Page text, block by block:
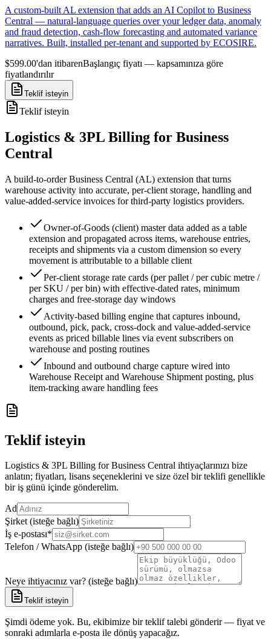
A custom-built AL extension that adds an AI Copilot to Business
Central — natural-language queries over your ledger data, anomaly
and fraud detection, cash-flow forecasting and automated variance
narratives. Built, installed per-tenant and supported by ECOSIRE.
$599.00'dan itibarenBaşlangıç fiyatı — kapsamınıza göre
fiyatlandırılır
Teklif isteyin
Teklif isteyin
Logistics & 3PL Billing for Business
Central
A build-to-order Business Central (AL) extension that turns
warehouse activity into accurate, per-client storage, handling and
value-added-service invoices for third-party logistics providers.
Owner-of-Goods (client) master data added as a table
extension and propagated across items, warehouse entries,
receipts and shipments via a custom dimension so every
movement is attributable to a billable client
Per-client storage rate cards (per pallet / per cubic metre /
per SKU / per bin) with effective-dated rates, minimum
charges and free-storage day windows
Activity-based billing engine that captures inbound,
outbound, pick, pack, cross-dock and value-added-service
events as priced billable lines via event subscribers on
warehouse and posting routines
Inbound and outbound charge capture wired into
Warehouse Receipt and Warehouse Shipment posting, plus
item-tracking aware handling fees
Teklif isteyin
Logistics & 3PL Billing for Business Central ihtiyaçlarınızı bize
anlatın; fiyatları, lisans seçeneklerini ve size özel bir teklifi genellikle
bir iş günü içinde gönderelim.
Ad
Şirket (isteğe bağlı)
İş e-postası*
Telefon / WhatsApp (isteğe bağlı)
Neye ihtiyacınız var? (isteğe bağlı)
Teklif isteyin
Şimdi ödeme yok. Bu, ekibimize bir teklif talebi gönderir — fiyat ve
sonraki adımlarla e-posta ile dönüş yapacağız.